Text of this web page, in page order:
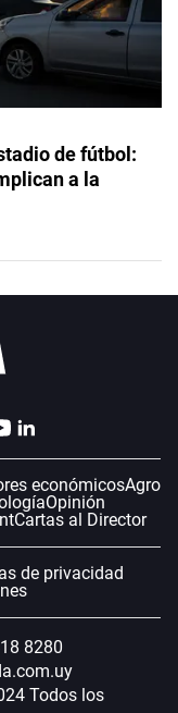
de fútbol:
a la
económicosAgro
Opinión
Cartas al Director
de privacidad
8280
Todos los